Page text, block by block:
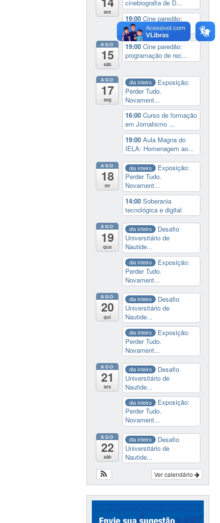
sex
cinebiografia de D...
19:00Cine paredão:
programação de rec...
AGO
15
sáb
19:00Cine paredão:
programação de rec...
AGO
17
seg
dia inteiro
Exposição:
Perder Tudo.
Novament...
16:00Curso de formação
em Jornalismo ...
19:00Aula Magna do
IELA: Homenagem ao...
AGO
18
ter
dia inteiro
Exposição:
Perder Tudo.
Novament...
14:00Soberania
tecnológica e digital
AGO
19
qua
dia inteiro
Desafio
Universitário de
Nautide...
dia inteiro
Exposição:
Perder Tudo.
Novament...
AGO
20
qui
dia inteiro
Desafio
Universitário de
Nautide...
dia inteiro
Exposição:
Perder Tudo.
Novament...
AGO
21
sex
dia inteiro
Desafio
Universitário de
Nautide...
dia inteiro
Exposição:
Perder Tudo.
Novament...
AGO
22
sáb
dia inteiro
Desafio
Universitário de
Nautide...
Ver calendário